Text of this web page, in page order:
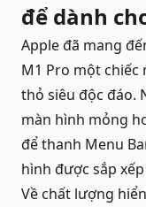
để dành
Appleđã mang
M1 Pro một chiếc
thỏ siêu độc đáo.
màn hình mỏng
để thanh Menu
hình được sắp
Về chất lượng